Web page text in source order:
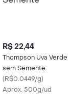
R$ 22,44
Thompson Uva Verde
sem Semente
(R$0.0449/g)
Aprox. 500g/ud